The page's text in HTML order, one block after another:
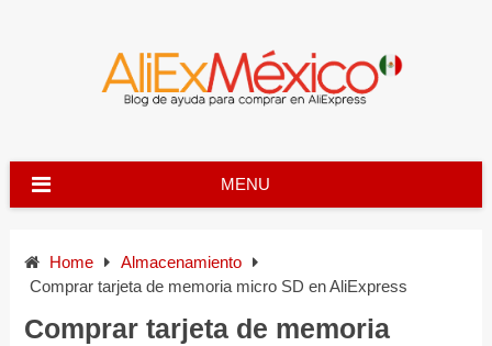
MENU
Home
Almacenamiento
Comprar tarjeta de memoria micro SD en AliExpress
Comprar tarjeta de memoria